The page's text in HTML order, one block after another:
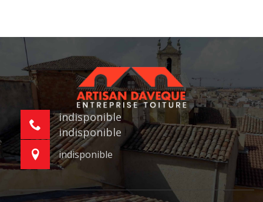
indisponible
indisponible
indisponible